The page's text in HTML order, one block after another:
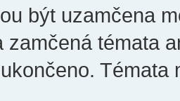
být uzamčena
zamčená témata